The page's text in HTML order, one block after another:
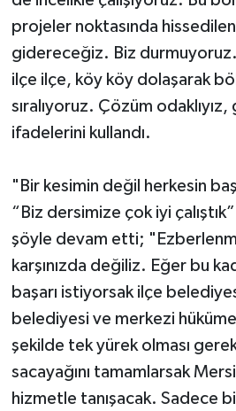
projeler noktasında
gidereceğiz. Biz
ilçe ilçe, köy köy dolaşarak
sıralıyoruz. Çözüm
ifadelerini kullandı.
"Bir kesimin değil herkesin
“Biz dersimize çok iyi
şöyle devam etti;
karşınızda değiliz. Eğer bu
başarı istiyorsak ilçe
belediyesi ve merkezi
şekilde tek yürek olması
sacayağını tamamlarsak
hizmetle tanışacak. Sadece